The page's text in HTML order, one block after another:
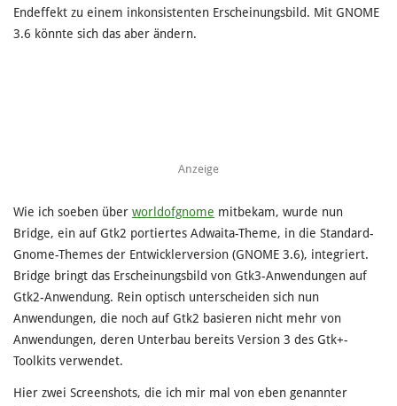
Endeffekt zu einem inkonsistenten Erscheinungsbild. Mit GNOME
3.6 könnte sich das aber ändern.
Anzeige
Wie ich soeben über worldofgnome mitbekam, wurde nun
Bridge, ein auf Gtk2 portiertes Adwaita-Theme, in die Standard-
Gnome-Themes der Entwicklerversion (GNOME 3.6), integriert.
Bridge bringt das Erscheinungsbild von Gtk3-Anwendungen auf
Gtk2-Anwendung. Rein optisch unterscheiden sich nun
Anwendungen, die noch auf Gtk2 basieren nicht mehr von
Anwendungen, deren Unterbau bereits Version 3 des Gtk+-
Toolkits verwendet.
Hier zwei Screenshots, die ich mir mal von eben genannter